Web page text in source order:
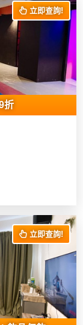
立即查詢!
折
立即查詢!